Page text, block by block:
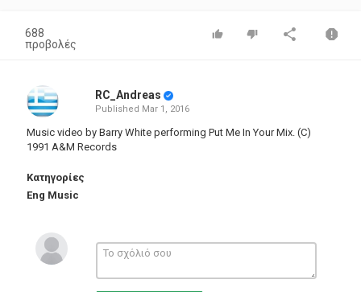
688
προβολές
RC_Andreas
Published Mar 1, 2016
Music video by Barry White performing Put Me In Your Mix. (C)
1991 A&M Records
Κατηγορίες
Eng Music